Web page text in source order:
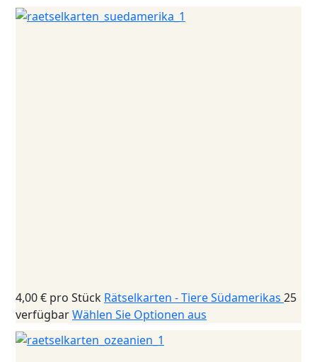
4,00 € pro Stück Rätselkarten - Tiere Südamerikas 25
verfügbarWählen Sie Optionen aus